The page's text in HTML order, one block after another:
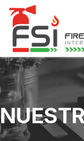
Ir al contenido